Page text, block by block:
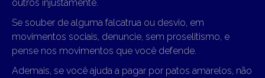
outros injustamente.
Se souber de alguma falcatrua ou desvio, em
movimentos sociais, denuncie, sem proselitismo, e
pense nos movimentos que você defende.
Ademais, se você ajuda a pagar por patos amarelos, não